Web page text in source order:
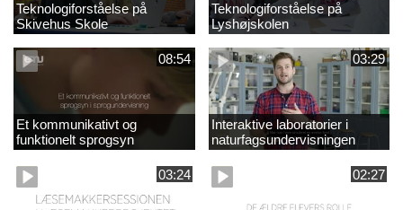
Teknologiforståelse på
Skivehus Skole
Teknologiforståelse på
Lyshøjskolen
08:54
Et kommunikativt og
funktionelt sprogsyn
03:29
Interaktive laboratorier i
naturfagsundervisningen
03:24 02:27